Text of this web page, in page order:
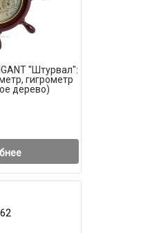
"Штурвал":
гигрометр
дерево)